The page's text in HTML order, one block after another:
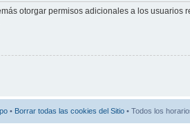
otorgar permisos adicionales a los usuarios
• Borrar todas las cookies del Sitio • Todos los